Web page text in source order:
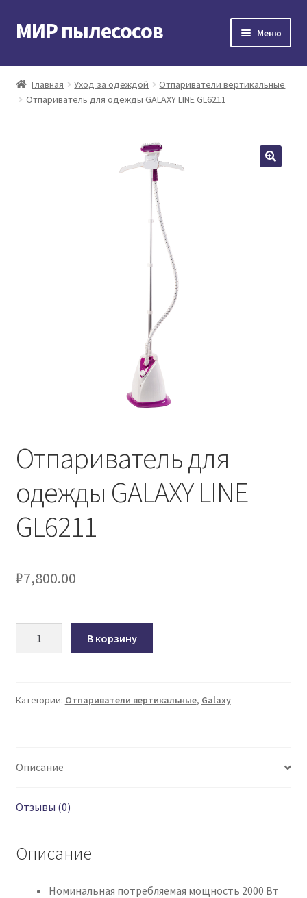
Перейти
к
Перейти
к
МИР пылесосов Меню
Главная
Мой аккаунт
Главная Уход за одеждой
Отпариватели вертикальные
Отпариватель для одежды GALAXY LINE GL6211
Отпариватель для
одежды GALAXY LINE
GL6211
₽7,800.00
одежды
В корзину
Категории: Отпариватели вертикальные, Galaxy
Описание
Отзывы (0)
Описание
Номинальная потребляемая мощность 2000 Вт